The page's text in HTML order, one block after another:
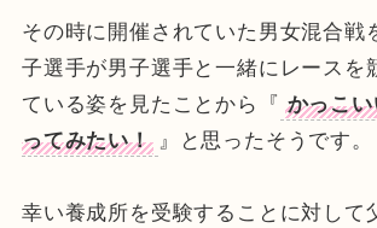
その時に開催されていた男女混合戦
子選手が男子選手と一緒にレースを
ている姿を見たことから『 かっこ
ってみたい！ 』と思ったそうです。
幸い養成所を受験することに対して